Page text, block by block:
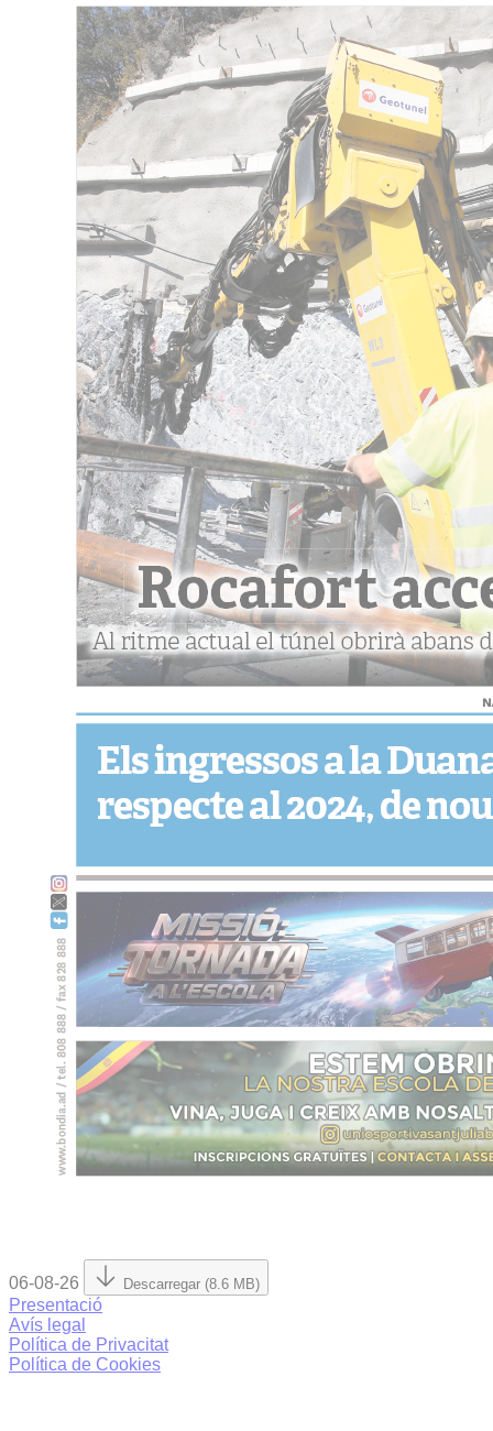
06-08-26 Descarregar (8.6 MB)
Presentació
Avís legal
Política de Privacitat
Política de Cookies